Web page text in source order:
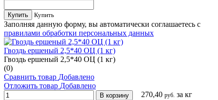
Купить Купить
Заполняя данную форму, вы автоматически соглашаетесь с
правилами обработки персональных данных
Гвоздь ершеный 2,5*40 ОЦ (1 кг)
Гвоздь ершеный 2,5*40 ОЦ (1 кг)
(0)
Сравнить товар Добавлено
Отложить товар Добавлено
270,40 руб. за кг
В корзину